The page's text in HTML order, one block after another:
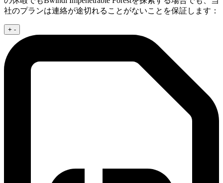
社のプランは連絡が途切れることがないことを保証します：
+ -